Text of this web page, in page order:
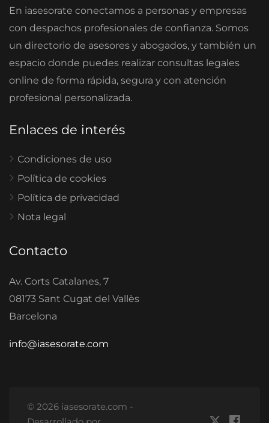
En iasesorate conectamos a personas y empresas
con despachos profesionales de confianza. Somos
un directorio de asesores y abogados, y también un
espacio donde puedes realizar consultas legales
online de forma rápida, segura y con atención
profesional personalizada.
Enlaces de interés
Condiciones de uso
Política de cookies
Política de privacidad
Nota legal
Contacto
Av. Corts Catalanes, 7
08173 Sant Cugat del Vallès
Barcelona
info@iasesorate.com
© 2026 iasesorate.com -